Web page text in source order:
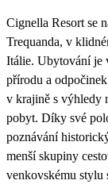
Cignella Resort se
Trequanda, v
Itálie. Ubytování je
přírodu a
v krajině s výhledy
pobyt. Díky své
poznávání
menší skupiny
venkovskému stylu